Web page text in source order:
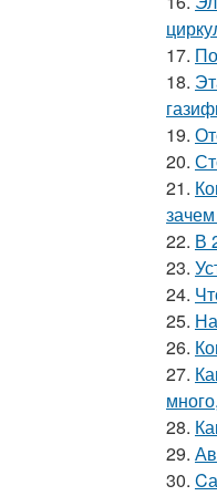
17.
18.
19.
20.
21.
22. В
23.
24.
25.
26.
27.
28.
29.
30.